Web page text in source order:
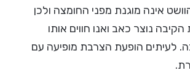
אינה מוגנת מפני החומצה ולכן
נוצר כאב ואנו חווים אותו
לעיתים הופעת הצרבת מופיעה עם